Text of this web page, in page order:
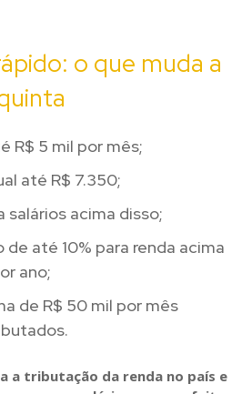
o que muda a
R$ 5 mil por mês;
até R$ 7.350;
salários acima disso;
até 10% para renda acima
ano;
de R$ 50 mil por mês
a tributação da renda no país e